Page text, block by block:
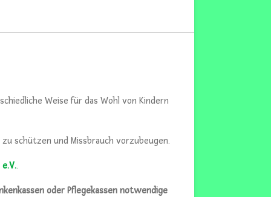
Weise für das Wohl von Kindern
schützen und Missbrauch vorzubeugen.
.
oder Pflegekassen notwendige